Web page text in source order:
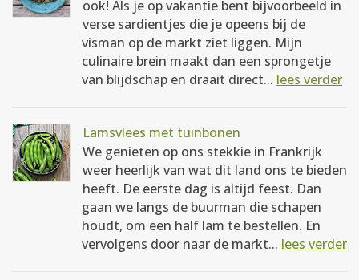
ook! Als je op vakantie bent bijvoorbeeld in
verse sardientjes die je opeens bij de
visman op de markt ziet liggen. Mijn
culinaire brein maakt dan een sprongetje
van blijdschap en draait direct... lees verder
Lamsvlees met tuinbonen
We genieten op ons stekkie in Frankrijk
weer heerlijk van wat dit land ons te bieden
heeft. De eerste dag is altijd feest. Dan
gaan we langs de buurman die schapen
houdt, om een half lam te bestellen. En
vervolgens door naar de markt... lees verder